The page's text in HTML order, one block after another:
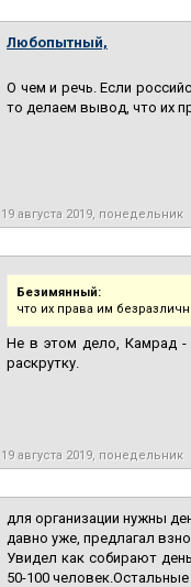
Любопытный,
О чем и речь. Если
то делаем вывод, что их
19 августа 2019, понедельник
Безимянный:
что их права им
Не в этом дело, Камрад
раскрутку.
19 августа 2019, понедельник
для организации нужны
давно уже, предлагал
Увидел как собирают
50-100